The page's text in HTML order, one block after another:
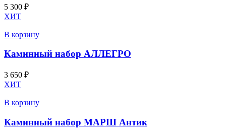
5 300 ₽
ХИТ
В корзину
Каминный набор АЛЛЕГРО
3 650 ₽
ХИТ
В корзину
Каминный набор МАРШ Антик